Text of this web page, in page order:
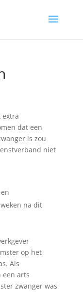
extra
dat een
is zou
niet
na dit
op het
Als
een arts
zwanger was